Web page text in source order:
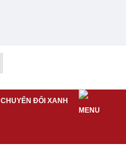
CHUYỂN ĐỔI XANH